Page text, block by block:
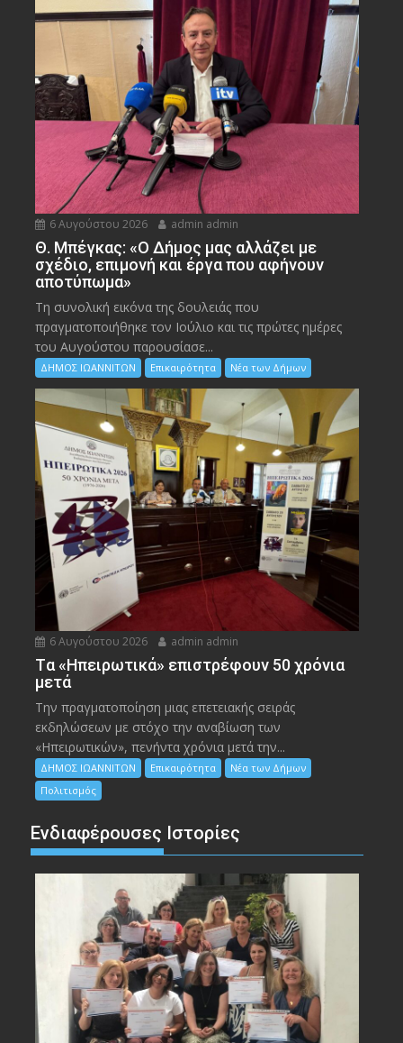
6 Αυγούστου 2026 admin admin
Θ. Μπέγκας: «Ο Δήμος μας αλλάζει με
σχέδιο, επιμονή και έργα που αφήνουν
αποτύπωμα»
Τη συνολική εικόνα της δουλειάς που
πραγματοποιήθηκε τον Ιούλιο και τις πρώτες ημέρες
του Αυγούστου παρουσίασε...
ΔΗΜΟΣ ΙΩΑΝΝΙΤΩΝ Επικαιρότητα Νέα των Δήμων
6 Αυγούστου 2026 admin admin
Tα «Ηπειρωτικά» επιστρέφουν 50 χρόνια
μετά
Την πραγματοποίηση μιας επετειακής σειράς
εκδηλώσεων με στόχο την αναβίωση των
«Ηπειρωτικών», πενήντα χρόνια μετά την...
ΔΗΜΟΣ ΙΩΑΝΝΙΤΩΝ Επικαιρότητα
Νέα των Δήμων
Πολιτισμός
Ενδιαφέρουσες Ιστορίες